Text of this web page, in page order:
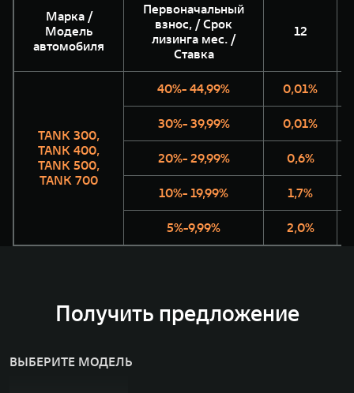
WEY 80
от 8 099
Марка /
Модель
автомобиля
Первоначальный
взнос, / Срок
лизинга мес. /
Ставка
12
TANK 300,
TANK 400,
TANK 500,
TANK 700
40%- 44,99% 0,01%
30%- 39,99% 0,01%
20%- 29,99% 0,6%
10%- 19,99% 1,7%
5%-9,99% 2,0%
Получить предложение
ВЫБЕРИТЕ МОДЕЛЬ